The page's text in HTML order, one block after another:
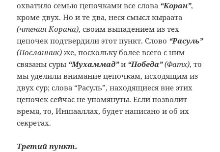
охватило семью цепочками все слова “Коран”,
кроме двух. Но и те два, неся смысл кыраата
(чтения Корана), своим выпадением из тех
цепочек подтвердили этот пункт. Слово “Расуль”
(Посланник) же, поскольку более всего с ним
связаны суры “Мухаммад”и “Победа” (Фатх), то
мы уделили внимание цепочкам, исходящим из
двух сур; слова “Расуль”, находящиеся вне этих
цепочек сейчас не упомянуты. Если позволит
время, то, Иншааллах, будет написано и об их
секретах.
Третий пункт.